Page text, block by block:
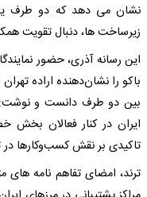
نشان می دهد که دو طرف یک
زیرساخت ها، دنبال تقویت
این رسانه آذری، حضور
بین دو طرف دانست و نوشت:
ایران در کنار فعالان
تاکیدی بر نقش کسب‌وکارها
ترند، امضای تفاهم نامه